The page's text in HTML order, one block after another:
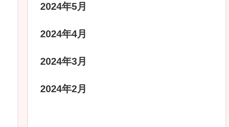
2024年5月
2024年4月
2024年3月
2024年2月